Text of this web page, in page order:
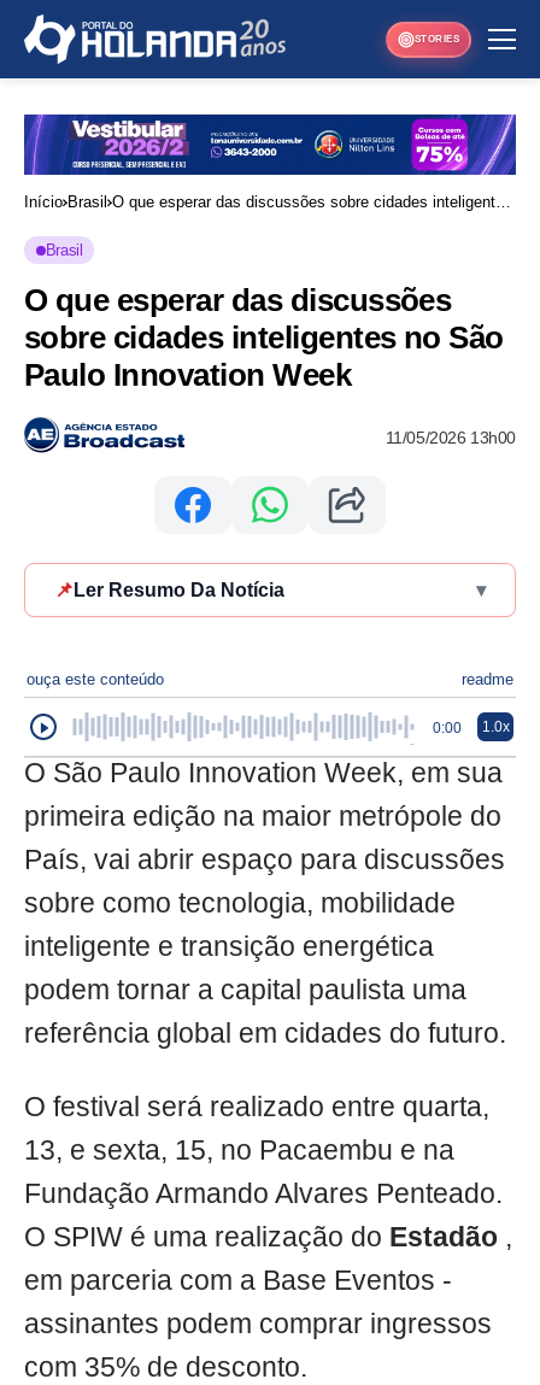
STORIES
Início Brasil O que esperar das discussões sobre cidades inteligentes
Brasil
O que esperar das discussões
sobre cidades inteligentes no São
Paulo Innovation Week
11/05/2026 13h00
📌 Ler Resumo Da Notícia ▾
ouça este conteúdo readme
0:00 1.0x
O São Paulo Innovation Week, em sua
primeira edição na maior metrópole do
País, vai abrir espaço para discussões
sobre como tecnologia, mobilidade
inteligente e transição energética
podem tornar a capital paulista uma
referência global em cidades do futuro.
O festival será realizado entre quarta,
13, e sexta, 15, no Pacaembu e na
Fundação Armando Alvares Penteado.
O SPIW é uma realização do Estadão ,
em parceria com a Base Eventos -
assinantes podem comprar ingressos
com 35% de desconto.